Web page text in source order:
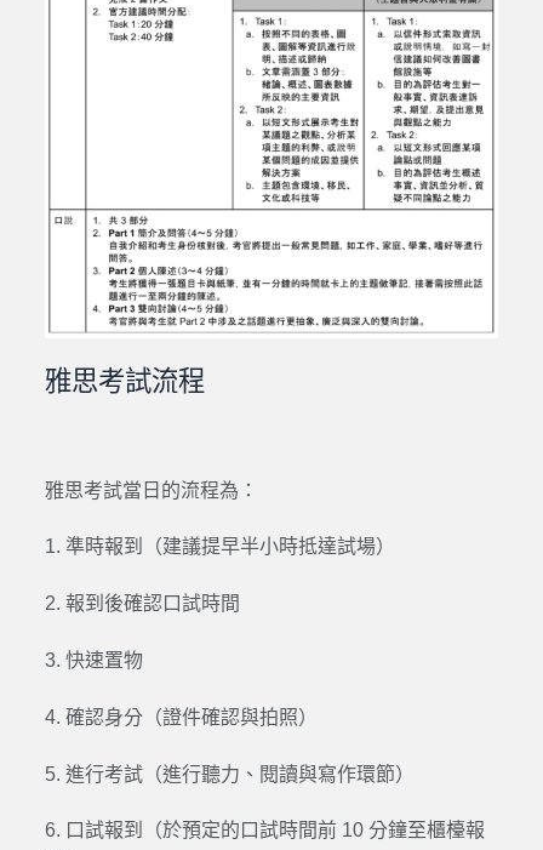
雅思考試流程
雅思考試當日的流程為：
1. 準時報到（建議提早半小時抵達試場）
2. 報到後確認口試時間
3. 快速置物
4. 確認身分（證件確認與拍照）
5. 進行考試（進行聽力、閱讀與寫作環節）
6. 口試報到（於預定的口試時間前 10 分鐘至櫃檯報